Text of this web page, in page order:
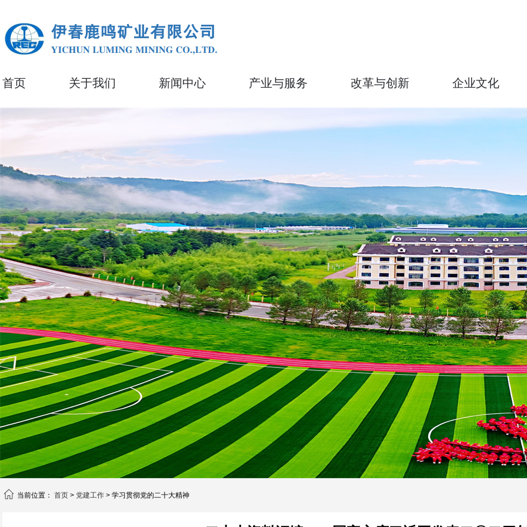
首页 关于我们 新闻中心 产业与服务 改革与创新 企业文化
当前位置： 首页 > 党建工作 > 学习贯彻党的二十大精神